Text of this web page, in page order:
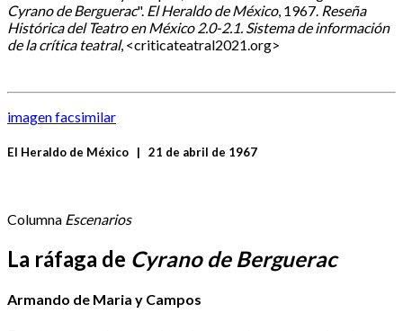
Cyrano de Berguerac". El Heraldo de México, 1967. Reseña
Histórica del Teatro en México 2.0-2.1. Sistema de información
de la crítica teatral, <criticateatral2021.org>
imagen facsimilar
El Heraldo de México | 21 de abril de 1967
Columna Escenarios
La ráfaga de Cyrano de Berguerac
Armando de Maria y Campos